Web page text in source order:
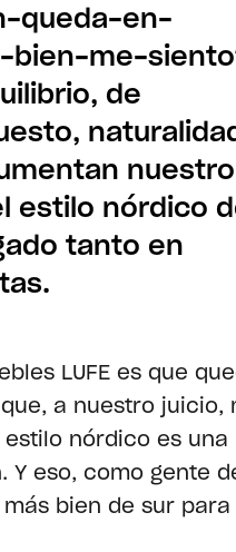
queda-en-
bien-me-
de
nuestro
estilo nórdico
tanto en
LUFE es que
a nuestro juicio,
nórdico es una
eso, como gente
bien de sur para